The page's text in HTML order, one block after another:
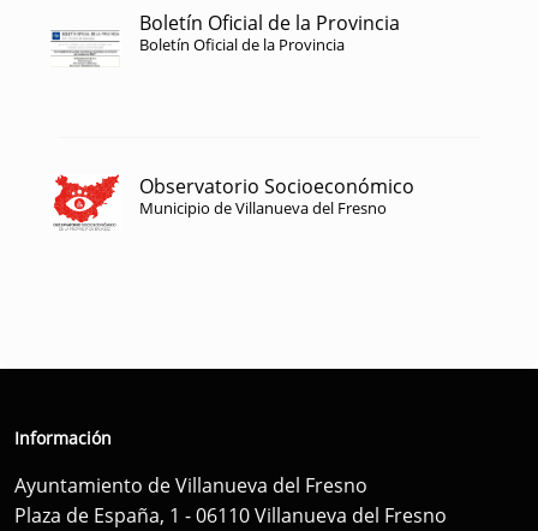
Boletín Oficial de la Provincia
Boletín Oficial de la Provincia
Observatorio Socioeconómico
Municipio de Villanueva del Fresno
Información
Ayuntamiento de Villanueva del Fresno
Plaza de España, 1 - 06110 Villanueva del Fresno